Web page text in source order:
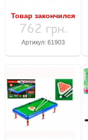
Товар закончился
762 грн.
Артикул: 61903